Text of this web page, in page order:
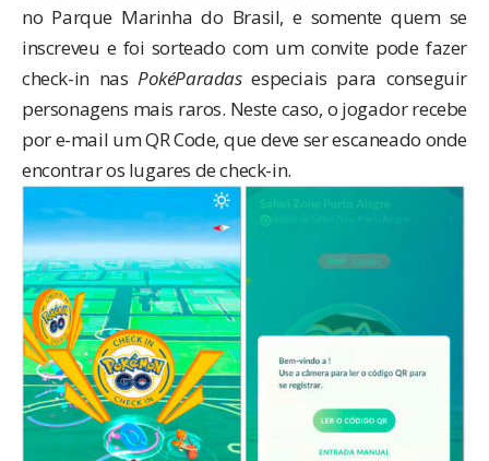
no Parque Marinha do Brasil, e somente quem se
inscreveu e foi sorteado com um convite pode fazer
check-in nas PokéParadasespeciais para conseguir
personagens mais raros. Neste caso, o jogador recebe
por e-mail um QR Code, que deve ser escaneado onde
encontrar os lugares de check-in.